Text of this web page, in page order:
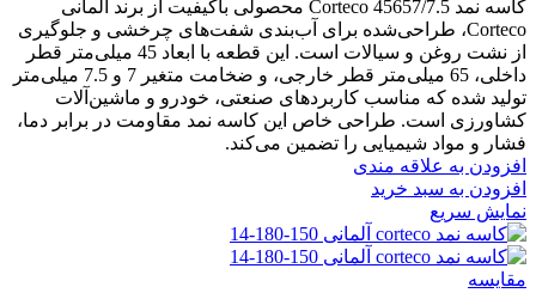
کاسه نمد Corteco 45657/7.5 محصولی باکیفیت از برند آلمانی
Corteco، طراحی‌شده برای آب‌بندی شفت‌های چرخشی و جلوگیری
از نشت روغن و سیالات است. این قطعه با ابعاد 45 میلی‌متر قطر
داخلی، 65 میلی‌متر قطر خارجی، و ضخامت متغیر 7 و 7.5 میلی‌متر
تولید شده که مناسب کاربردهای صنعتی، خودرو و ماشین‌آلات
کشاورزی است. طراحی خاص این کاسه نمد مقاومت در برابر دما،
فشار و مواد شیمیایی را تضمین می‌کند.
افزودن به علاقه مندی
افزودن به سبد خرید
نمایش سریع
مقايسه